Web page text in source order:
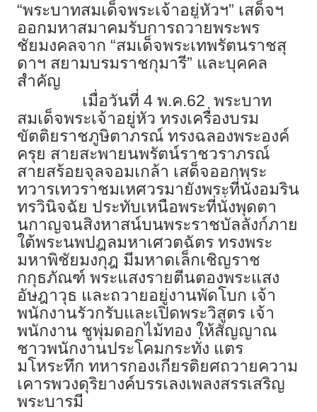
“พระบาทสมเด็จพระเจ้าอยู่หัวฯ” เสด็จฯ
ออกมหาสมาคมรับการถวายพระพร
ชัยมงคลจาก “สมเด็จพระเทพรัตนราชสุ
ดาฯ สยามบรมราชกุมารี” และบุคคล
สำคัญ
เมื่อวันที่ 4 พ.ค.62 พระบาท
สมเด็จพระเจ้าอยู่หัว ทรงเครื่องบรม
ขัตติยราชภูษิตาภรณ์ ทรงฉลองพระองค์
ครุย สายสะพายนพรัตน์ราชวราภรณ์
สายสร้อยจุลจอมเกล้า เสด็จออกพระ
ทวารเทวราชมเหศวรมายังพระที่นั่งอมริน
ทรวินิจฉัย ประทับเหนือพระที่นั่งพุดตา
นกาญจนสิงหาสน์บนพระราชบัลลังก์ภาย
ใต้พระนพปฎลมหาเศวตฉัตร ทรงพระ
มหาพิชัยมงกุฎ มีมหาดเล็กเชิญราช
กกุธภัณฑ์ พระแสงรายตีนตองพระแสง
อัษฎาวุธ และถวายอยู่งานพัดโบก เจ้า
พนักงานรัวกรับและเปิดพระวิสูตร เจ้า
พนักงาน ชูพุ่มดอกไม้ทอง ให้สัญญาณ
ชาวพนักงานประโคมกระทั่ง แตร
มโหระทึก ทหารกองเกียรติยศถวายความ
เคารพวงดุริยางค์บรรเลงเพลงสรรเสริญ
พระบารมี